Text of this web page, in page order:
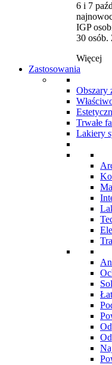
6 i 7
IGP
30 osób.
Więcej
Zastosowania
Obszary
Trwałe
Lakiery